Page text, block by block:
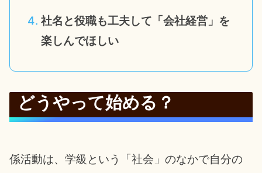
社名と役職も工夫して「会社経営」を
楽しんでほしい
どうやって始める？
係活動は、学級という「社会」のなかで自分の